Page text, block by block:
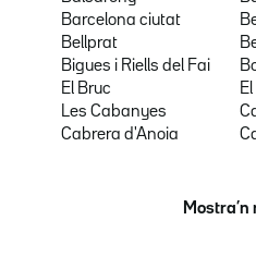
Barcelona ciutat
Bellprat
Bigues i Riells del Fai
El Bruc
Les Cabanyes
Cabrera d'Anoia
Mostra’n